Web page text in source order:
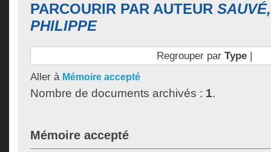
PARCOURIR PAR AUTEUR
PHILIPPE
Regrouper par Type|
Aller à Mémoire accepté
Nombre de documents archivés : 1.
Mémoire accepté